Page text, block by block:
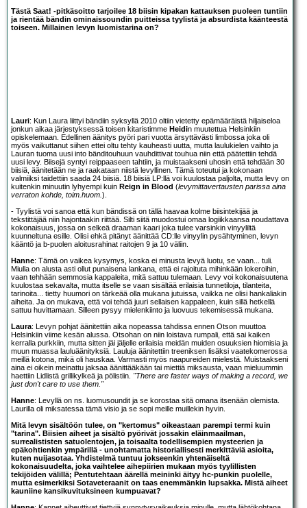
Tästä Saat! -pitkäsoitto tarjoilee 18 biisin kipakan kattauksen puoleen tuntiin
ja rientää bändin ominaissoundin puitteissa tyylistä ja absurdista käänteestä
toiseen. Millainen levyn luomistarina on?
Lauri: Kun Laura liittyi bändiin syksyllä 2010 oltiin vietetty epämääräistä hiljaiseloa
jonkun aikaa järjestyksessä toisen kitaristimme Heidin muutettua Helsinkiin
opiskelemaan. Edellinen äänitys pyöri pari vuotta ärsyttävästi limbossa joka oli
myös vaikuttanut siihen ettei oltu tehty kauheasti uutta, mutta laulukielen vaihto ja
Lauran tuoma uusi into bänditouhuun vauhdittivat touhua niin että päätettiin tehdä
uusi levy. Biisejä syntyi reippaaseen tahtiin, ja muistaakseni uhosin että tehdään 30
biisiä, äänitetään ne ja raakataan niistä levyllinen. Tämä toteutui ja kokonaan
valmiiksi taidettiin saada 24 biisiä. 18 biisiä LP:llä voi kuulostaa paljolta, mutta levy on
kuitenkin minuutin lyhyempi kuin Reign in Blood (levymittavertausten parissa aina
verraton kohde, toim.huom.).
- Tyylistä voi sanoa että kun bändissä on tällä haavaa kolme biisintekijää ja
tekstittäjää niin hajontaakin riittää. Silti siitä muodostui omaa logiikkaansa noudattava
kokonaisuus, jossa on selkeä draaman kaari joka tulee varsinkin vinyyliltä
kuunneltuna esille. Olisi ehkä pitänyt äänittää CD:lle vinyylin pysähtyminen, levyn
kääntö ja b-puolen aloitusrahinat raitojen 9 ja 10 väliin.
Hanne: Tämä on vaikea kysymys, koska ei minusta levyä luotu, se vaan... tuli.
Miulla on alusta asti ollut punaisena lankana, että ei rajoituta mihinkään lokeroihin,
vaan tehhään semmosia kappaleita, mitä sattuu tulemaan. Levy voi kokonaisuutena
kuulostaa sekavalta, mutta itselle se vaan sisältää erilaisia tunnetiloja, tilanteita,
tarinoita... tietty huumori on tärkeää olla mukana jutuissa, vaikka ne olisi hankaliakin
aiheita. Ja on mukava, että voi tehdä juuri sellaisen kappaleen, kuin sillä hetkellä
sattuu huvittamaan. Silleen pysyy mielenkiinto ja luovuus tekemisessä mukana.
Laura: Levyn pohjat äänitettiin aika nopeassa tahdissa ennen Otson muuttoa
Helsinkiin viime kesän alussa. Otsohan on niin loistava rumpali, että sai kaiken
kerralla purkkiin, mutta sitten jäi jäljelle erilaisia meidän muiden osuuksien hiomisia ja
muun muassa lauluäänityksiä. Lauluja äänitettiin treeniksen lisäksi vaatekomerossa
meillä kotona, mikä oli hauskaa. Varmasti myös naapureiden mielestä. Muistaakseni
aina ei oikein meinattu jaksaa äänittääkään tai miettiä miksausta, vaan mieluummin
haettiin Lidlistä grillikylkeä ja pölistiin. "There are faster ways of making a record, we
just don't care to use them."
Hanne: Levyllä on ns. luomusoundit ja se korostaa sitä omana itsenään olemista.
Laurilla oli miksatessa tämä visio ja se sopi meille muillekin hyvin.
Mitä levyn sisältöön tulee, on "kertomus" oikeastaan parempi termi kuin
"tarina". Biisien aiheet ja sisältö pyörivät jossakin eläinmaailman,
surrealististen satuolentojen, ja toisaalta todellisempien mysteerien ja
epäkohtienkin ympärillä - unohtamatta historiallisesti merkittäviä asioita,
kuten nuijasotaa. Yhdistelmä tuntuu jokseenkin yhtenäiseltä
kokonaisuudelta, joka vaihtelee aihepiirien mukaan myös tyylillisten
tekijöiden välillä; Pentutehtaan äärellä meininki äityy hc-punkin puolelle,
mutta esimerkiksi Sotaveteraanit on taas enemmänkin lupsakka. Mistä aiheet
kauniine kansikuvituksineen kumpuavat?